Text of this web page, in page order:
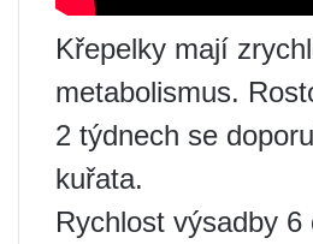
Křepelky mají
metabolismus.
2 týdnech se
kuřata.
Rychlost výsadby 6